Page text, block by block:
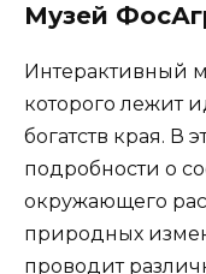
Музей
Интерактивный
которого лежит
богатств края. В
подробности о
окружающего
природных
проводит